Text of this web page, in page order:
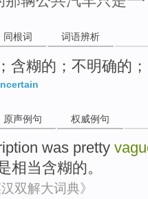
同根词 词语辨析
含糊的；不明确的
原声例句 权威例句
was pretty
相当含糊的。
双解大词典》